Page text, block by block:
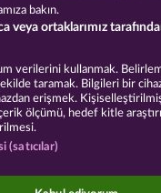
SSS
İptal talebini gönder
sadece
bakın.
veya ortaklarımız
verilerini kullanmak.
taramak. Bilgileri bir
erişmek.
ölçümü, hedef kitle
(satıcılar)